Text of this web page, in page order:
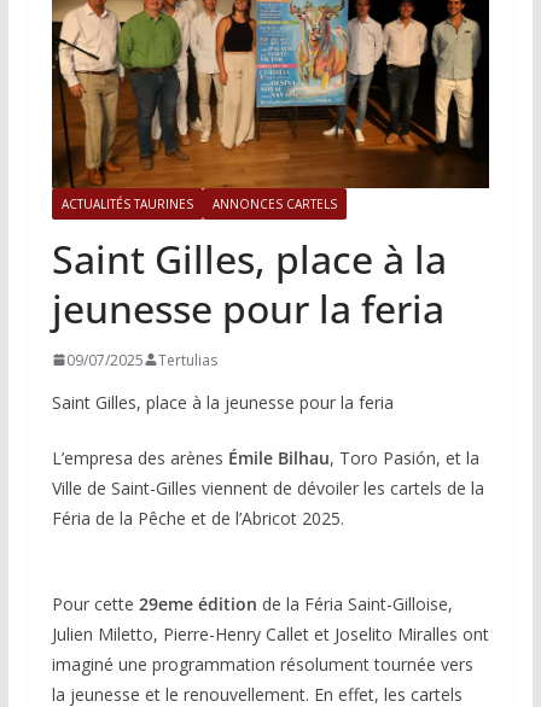
ACTUALITÉS TAURINES ANNONCES CARTELS
Saint Gilles, place à la
jeunesse pour la feria
09/07/2025 Tertulias
Saint Gilles, place à la jeunesse pour la feria
L’empresa des arènes Émile Bilhau, Toro Pasión, et la
Ville de Saint-Gilles viennent de dévoiler les cartels de la
Féria de la Pêche et de l’Abricot 2025.
Pour cette 29eme édition de la Féria Saint-Gilloise,
Julien Miletto, Pierre-Henry Callet et Joselito Miralles ont
imaginé une programmation résolument tournée vers
la jeunesse et le renouvellement. En effet, les cartels